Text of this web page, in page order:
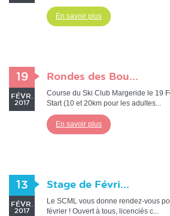
En savoir plus
19
FÉVR.
2017
Rondes des Bou...
Course du Ski Club Margeride le 19
Start (10 et 20km pour les adultes...
En savoir plus
13
FÉVR.
2017
Stage de Févri...
Le SCML vous donne rendez-vous
février ! Ouvert à tous, licenciés c...